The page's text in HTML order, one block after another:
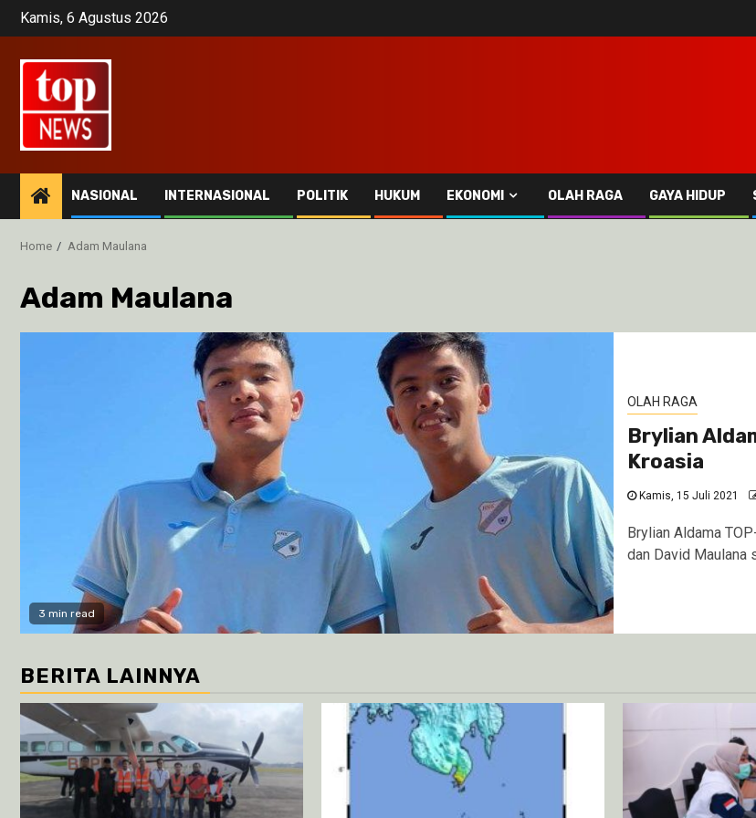
SkipKamis, 6 Agustus 2026
NASIONAL INTERNASIONAL POLITIK HUKUM EKONOMI OLAH RAGA GAYA HIDUP
Home Adam Maulana
Adam Maulana
3 min read
OLAH RAGA
Brylian
Kroasia
Kamis, 15 Juli 2021
Brylian Aldama
dan David Maulana
BERITA LAINNYA